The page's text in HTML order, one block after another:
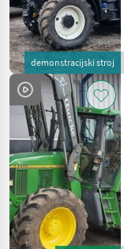
demonstracijski stroj